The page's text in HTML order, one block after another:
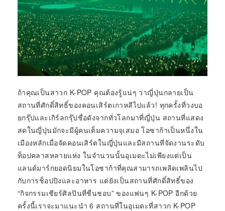
ถ้าคุณเป็นสาวก K-POP คุณต้องรู้แน่ๆ ว่าญี่ปุ่นกลายเป็น
สถานที่ศักดิ์สิทธิ์ของคอนเสิร์ตเกาหลีไปแล้ว! ทุกครั้งที่วงบอ
ยกรุ๊ปและเกิร์ลกรุ๊ปชื่อดังจากทั่วโลกมาที่ญี่ปุ่น สถานที่แสดง
สดในญี่ปุ่นมักจะมีผู้คนเต็มความจุเสมอ โอซาก้าเป็นหนึ่งใน
เมืองหลักเมื่อจัดคอนเสิร์ตในญี่ปุ่นและมีสถานที่จัดงานระดับ
ท็อปคลาสหลายแห่ง ในจำนวนนั้นอุเมดะไม่เพียงแต่เป็น
แลนด์มาร์กยอดนิยมในโอซาก้าที่คุณสามารถเพลิดเพลินไป
กับการช็อปปิงและอาหาร แต่ยังเป็นสถานที่ศักดิ์สิทธิ์ของ
“กิจกรรมเชียร์ศิลปินที่ชื่นชอบ” ของแฟนๆ K-POP อีกด้วย
ครั้งนี้เราจะมาแนะนำ 6 สถานที่ในอุเมดะที่สาวก K-POP